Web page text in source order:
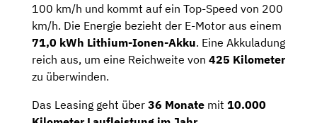
100 km/h und kommt auf ein Top-Speed von 200
km/h. Die Energie bezieht der E-Motor aus einem
71,0 kWh Lithium-Ionen-Akku. Eine Akkuladung
reich aus, um eine Reichweite von 425 Kilometer
zu überwinden.
Das Leasing geht über 36 Monate mit 10.000